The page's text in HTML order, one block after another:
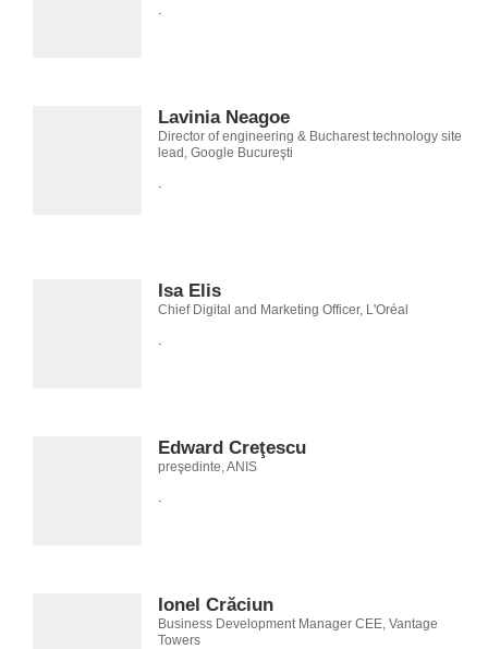
.
Lavinia Neagoe
Director of engineering & Bucharest technology site
lead, Google Bucureşti
.
Isa Elis
Chief Digital and Marketing Officer, L'Oréal
.
Edward Creţescu
preşedinte, ANIS
.
Ionel Crăciun
Business Development Manager CEE, Vantage
Towers